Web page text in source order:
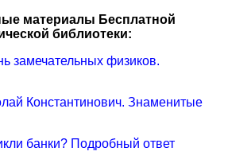
материалы Бесплатной
библиотеки:
замечательных физиков.
Константинович. Знаменитые
банки? Подробный ответ